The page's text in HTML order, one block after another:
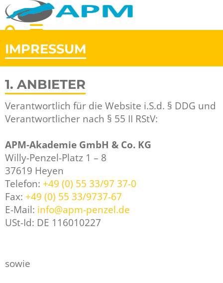
IMPRESSUM
1. ANBIETER
Verantwortlich für die Website i.S.d. § DDG und
Verantwortlicher nach § 55 II RStV:
APM-Akademie GmbH & Co. KG
Willy-Penzel-Platz 1 – 8
37619 Heyen
Telefon: +49 (0) 55 33/97 37-0
Fax: +49 (0) 55 33/9737-67
E-Mail: info@apm-penzel.de
USt-Id: DE 116010227
sowie